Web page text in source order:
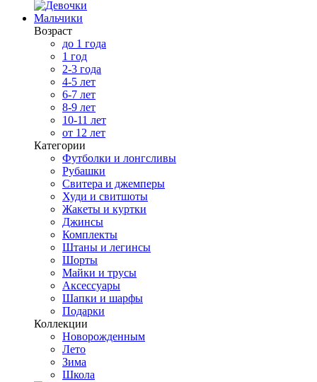
Мальчики
Возраст
до 1 года
1 год
2-3 года
4-5 лет
6-7 лет
8-9 лет
10-11 лет
от 12 лет
Категории
Футболки и лонгсливы
Рубашки
Свитера и джемперы
Худи и свитшоты
Жакеты и куртки
Джинсы
Комплекты
Штаны и легинсы
Шорты
Майки и трусы
Аксессуары
Шапки и шарфы
Подарки
Коллекции
Новорожденным
Лето
Зима
Школа